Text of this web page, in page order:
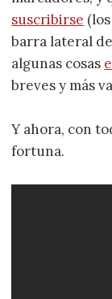
suscribirse
barra lateral
algunas cosas
breves y más
Y ahora, con
fortuna.